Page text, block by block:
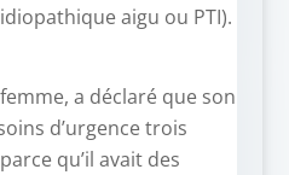
aigu ou PTI).
a déclaré que son
d’urgence trois
qu’il avait des